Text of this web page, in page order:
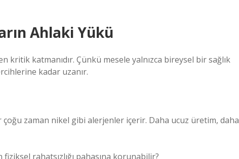
Ahlaki Yükü
katmanıdır. Çünkü mesele yalnızca bireysel bir sağlık
kadar uzanır.
zaman nikel gibi alerjenler içerir. Daha ucuz üretim, daha
rahatsızlığı pahasına korunabilir?